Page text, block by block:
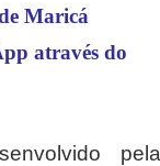
Maricá
através do
pela